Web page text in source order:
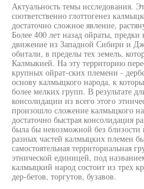
Актуальность темы исследования.
соответственно глоттогенез
достаточно сложное явление,
Более 400 лет назад ойраты, предки
движение из Западной Сибири и
обитали, в пределы тех земель,
Калмыкией. На эту территорию
крупных ойрат-ских племени -
основу калмыцкого народа, к
более мелких групп. В результате
консолидации из всего этого
произошло сложение калмыцкого
достаточно быстрая консолидация
была бы невозможной без близости
разных частей калмыцких племен
самостоятельная территориальная
этнической единицей, под
калмыцкий народ состоит из трех
дер-бетов, торгутов, бузавов.